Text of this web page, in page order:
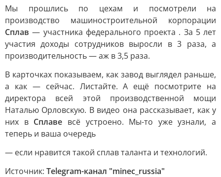
Мы прошлись по цехам и посмотрели на
производство машиностроительной корпорации
Сплав — участника федерального проекта . За 5 лет
участия доходы сотрудников выросли в 3 раза, а
производительность — аж в 3,5 раза.
В карточках показываем, как завод выглядел раньше,
а как — сейчас. Листайте. А ещё посмотрите на
директора всей этой производственной мощи
Наталью Орловскую. В видео она рассказывает, как у
них в Сплаве всё устроено. Мы-то уже узнали, а
теперь и ваша очередь
— если нравится такой сплав таланта и технологий.
Источник: Telegram-канал "minec_russia"